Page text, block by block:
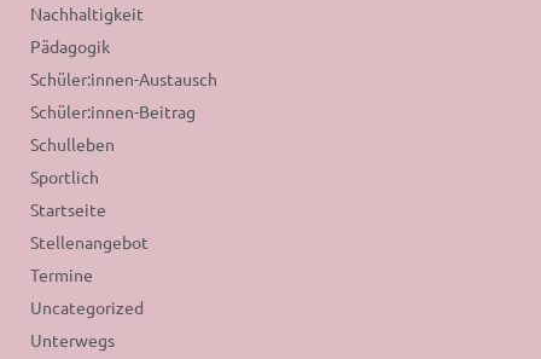
Nachhaltigkeit
Pädagogik
Schüler:innen-Austausch
Schüler:innen-Beitrag
Schulleben
Sportlich
Startseite
Stellenangebot
Termine
Uncategorized
Unterwegs